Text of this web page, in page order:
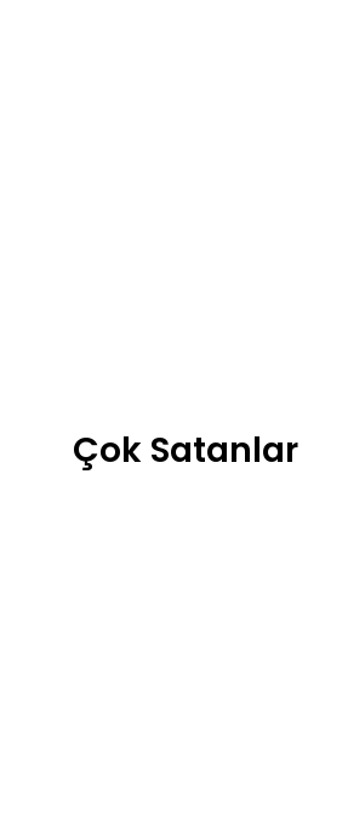
Çok Satanlar